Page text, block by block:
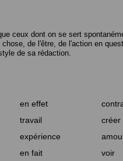
ceux dont on se sert
de l'être, de l'action en
de sa rédaction.
en effet
travail
créer
expérience
en fait voir